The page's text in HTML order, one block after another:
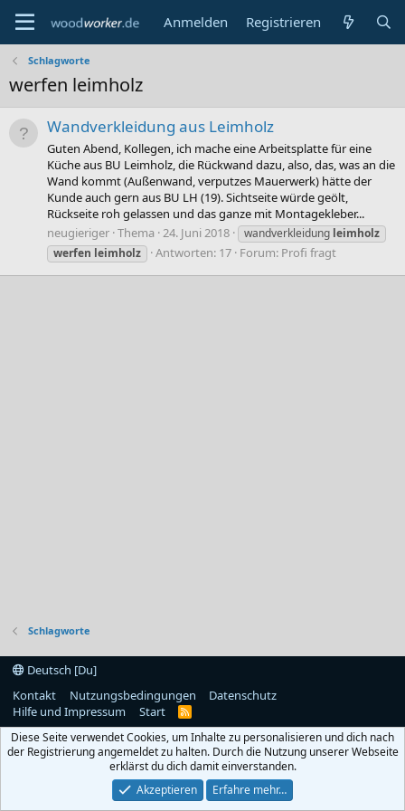
Anmelden Registrieren
Schlagworte
werfen leimholz
Wandverkleidung aus Leimholz
Guten Abend, Kollegen, ich mache eine Arbeitsplatte für eine
Küche aus BU Leimholz, die Rückwand dazu, also, das, was an die
Wand kommt (Außenwand, verputzes Mauerwerk) hätte der
Kunde auch gern aus BU LH (19). Sichtseite würde geölt,
Rückseite roh gelassen und das ganze mit Montagekleber...
neugieriger Thema 24. Juni 2018 wandverkleidung leimholz
werfen leimholz Antworten: 17 Forum: Profi fragt
Schlagworte
Deutsch [Du]
Kontakt
Nutzungsbedingungen
Datenschutz
Hilfe und Impressum
Start
R
S
Diese Seite verwendet Cookies, um Inhalte zu personalisieren und dich nach
der Registrierung angemeldet zu halten. Durch die Nutzung unserer Webseite
erklärst du dich damit einverstanden.
Akzeptieren
Erfahre mehr…